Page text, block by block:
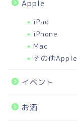
Apple
iPad
iPhone
Mac
その他Apple
イベント
お酒